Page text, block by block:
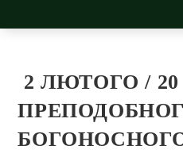
2 ЛЮТОГО / 20